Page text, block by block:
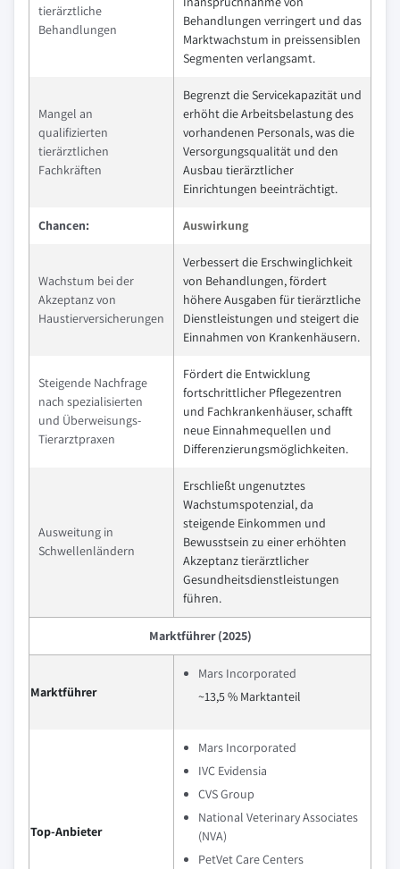
tierärztliche
Behandlungen
Behandlungen verringert und das
Marktwachstum in preissensiblen
Segmenten verlangsamt.
Mangel an
qualifizierten
tierärztlichen
Fachkräften
Begrenzt die Servicekapazität und
erhöht die Arbeitsbelastung des
vorhandenen Personals, was die
Versorgungsqualität und den
Ausbau tierärztlicher
Einrichtungen beeinträchtigt.
Chancen: Auswirkung
Wachstum bei der
Akzeptanz von
Haustierversicherungen
Verbessert die Erschwinglichkeit
von Behandlungen, fördert
höhere Ausgaben für tierärztliche
Dienstleistungen und steigert die
Einnahmen von Krankenhäusern.
Steigende Nachfrage
nach spezialisierten
und Überweisungs-
Tierarztpraxen
Fördert die Entwicklung
fortschrittlicher Pflegezentren
und Fachkrankenhäuser, schafft
neue Einnahmequellen und
Differenzierungsmöglichkeiten.
Ausweitung in
Schwellenländern
Erschließt ungenutztes
Wachstumspotenzial, da
steigende Einkommen und
Bewusstsein zu einer erhöhten
Akzeptanz tierärztlicher
Gesundheitsdienstleistungen
führen.
Marktführer (2025)
Marktführer
Mars Incorporated
~13,5 % Marktanteil
Top-Anbieter
Mars Incorporated
IVC Evidensia
CVS Group
National Veterinary Associates
(NVA)
PetVet Care Centers